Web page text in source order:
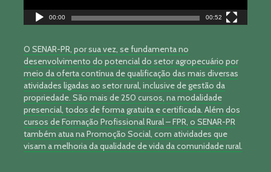
00:00 00:52
O SENAR-PR, por sua vez, se fundamenta no
desenvolvimento do potencial do setor agropecuário por
meio da oferta contínua de qualificação das mais diversas
atividades ligadas ao setor rural, inclusive de gestão da
propriedade. São mais de 250 cursos, na modalidade
presencial, todos de forma gratuita e certificada. Além dos
cursos de Formação Profissional Rural – FPR, o SENAR-PR
também atua na Promoção Social, com atividades que
visam a melhoria da qualidade de vida da comunidade rural.